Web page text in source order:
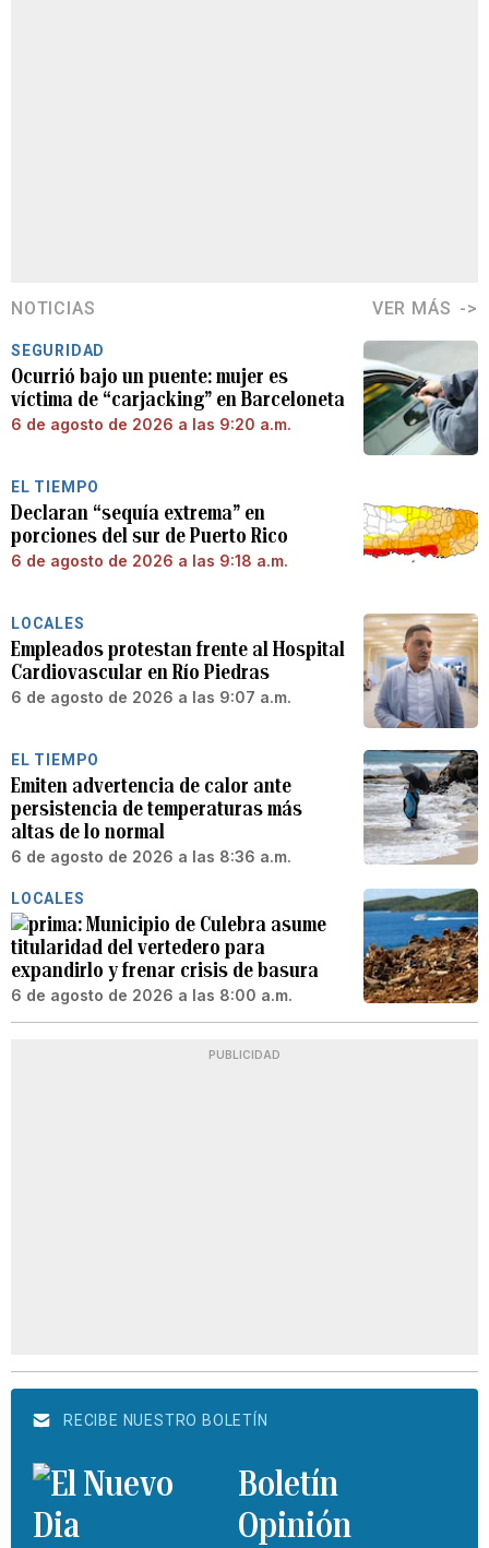
NOTICIAS VER MÁS
SEGURIDAD
Ocurrió bajo un puente: mujer es
víctima de “carjacking” en Barceloneta
6 de agosto de 2026 a las 9:20 a.m.
EL TIEMPO
Declaran “sequía extrema” en
porciones del sur de Puerto Rico
6 de agosto de 2026 a las 9:18 a.m.
LOCALES
Empleados protestan frente al Hospital
Cardiovascular en Río Piedras
6 de agosto de 2026 a las 9:07 a.m.
EL TIEMPO
Emiten advertencia de calor ante
persistencia de temperaturas más
altas de lo normal
6 de agosto de 2026 a las 8:36 a.m.
LOCALES
Municipio de Culebra asume
titularidad del vertedero para
expandirlo y frenar crisis de basura
6 de agosto de 2026 a las 8:00 a.m.
PUBLICIDAD
RECIBE NUESTRO BOLETÍN
Boletín
Opinión